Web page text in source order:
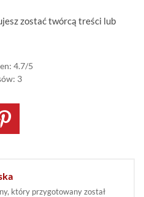
zostać twórcą treści lub
4.7/5
3
który przygotowany został